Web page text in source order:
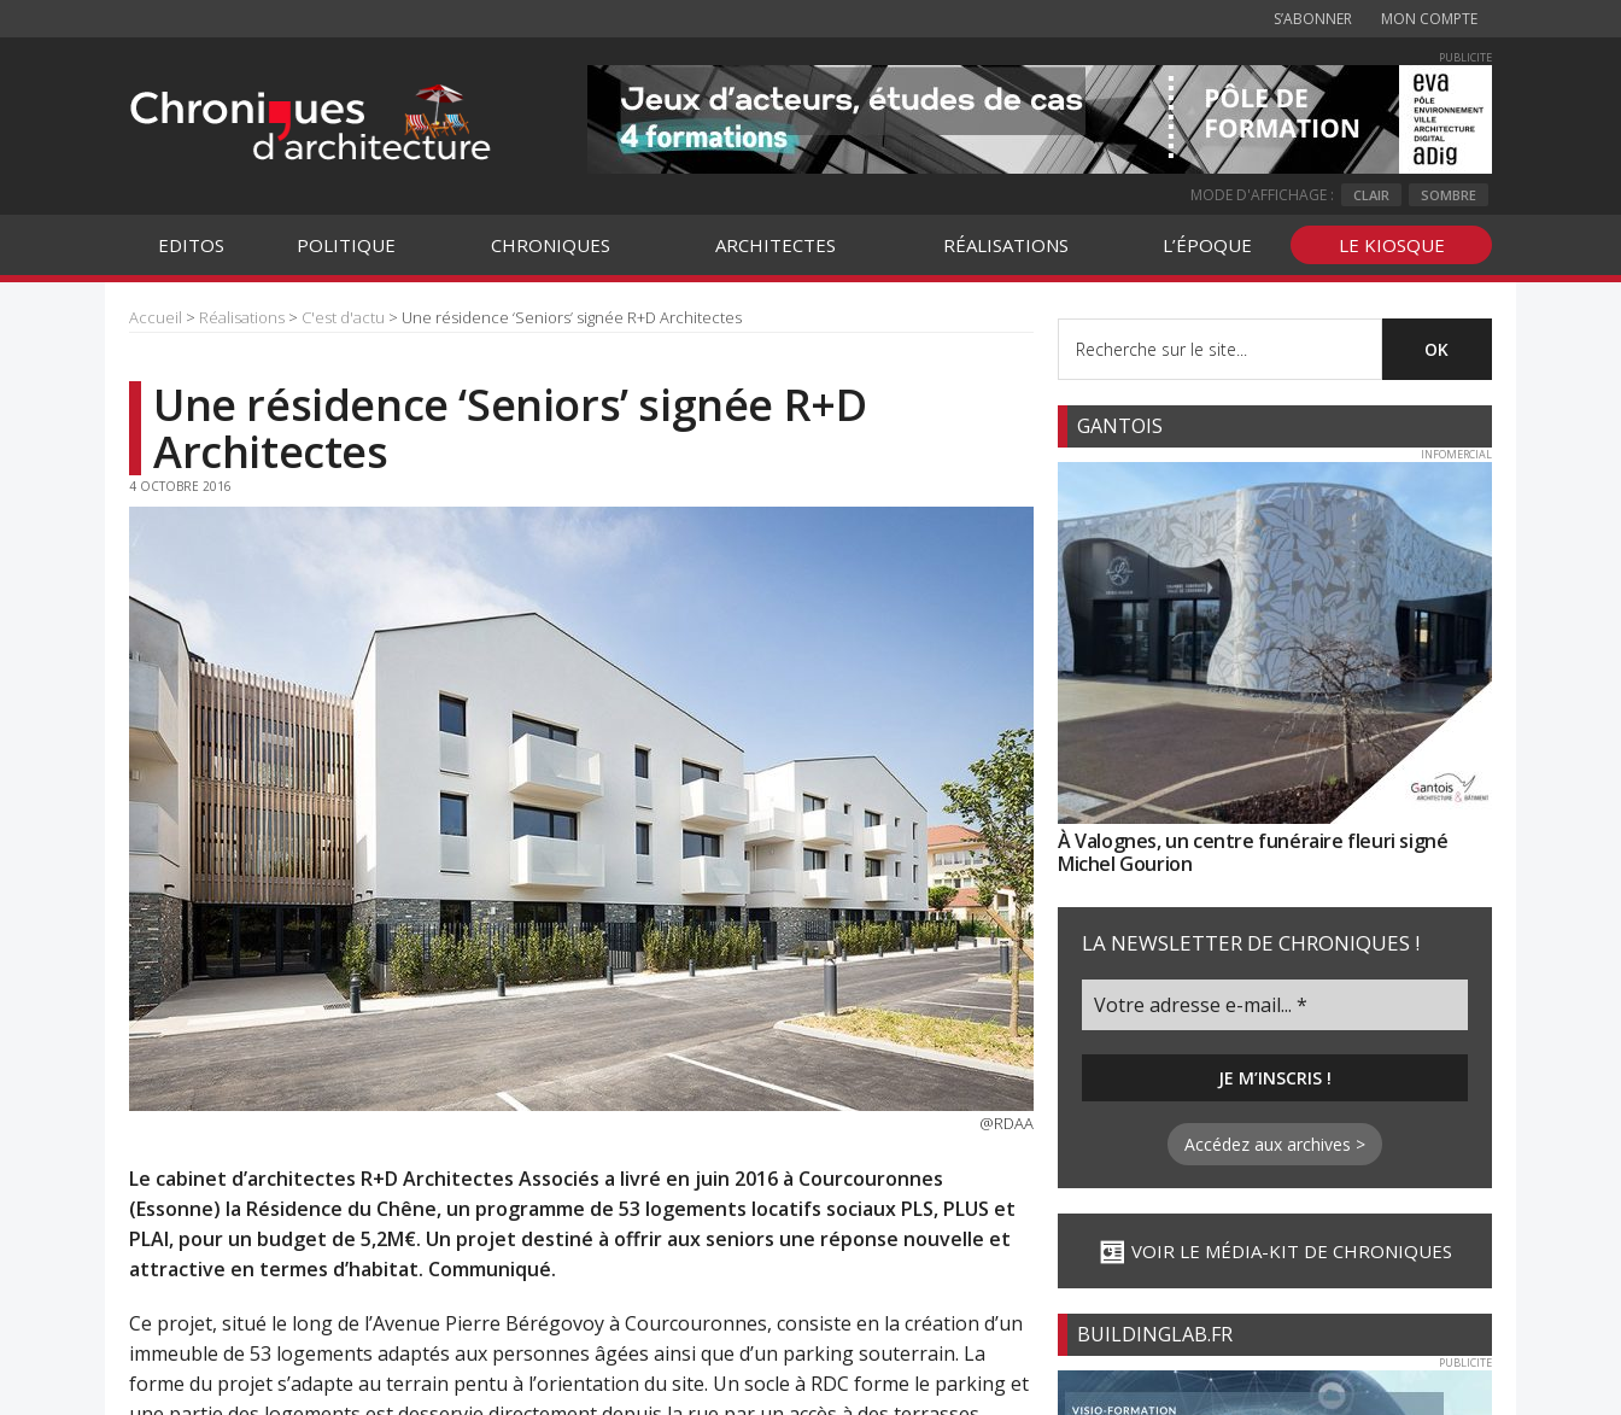
S’ABONNER MON COMPTE
PUBLICITE
MODE D'AFFICHAGE : CLAIR SOMBRE
EDITOS POLITIQUE CHRONIQUES ARCHITECTES RÉALISATIONS L’ÉPOQUE LE KIOSQUE
Accueil > Réalisations > C'est d'actu > Une résidence ‘Seniors’ signée R+D Architectes
Une résidence ‘Seniors’ signée R+D
Architectes
4 OCTOBRE 2016
@RDAA
Le cabinet d’architectes R+D Architectes Associés a livré en juin 2016 à Courcouronnes
(Essonne) la Résidence du Chêne, un programme de 53 logements locatifs sociaux PLS, PLUS et
PLAI, pour un budget de 5,2M€. Un projet destiné à offrir aux seniors une réponse nouvelle et
attractive en termes d’habitat. Communiqué.
Ce projet, situé le long de l’Avenue Pierre Bérégovoy à Courcouronnes, consiste en la création d’un
immeuble de 53 logements adaptés aux personnes âgées ainsi que d’un parking souterrain. La
forme du projet s’adapte au terrain pentu à l’orientation du site. Un socle à RDC forme le parking et
GANTOIS
INFOMERCIAL
À Valognes, un centre funéraire fleuri signé
Michel Gourion
LA NEWSLETTER DE CHRONIQUES !
Accédez aux archives >
VOIR LE MÉDIA-KIT DE CHRONIQUES
BUILDINGLAB.FR
PUBLICITE